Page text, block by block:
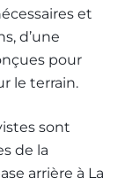
et
d’une
pour
le terrain.
sont
de la
arrière à La